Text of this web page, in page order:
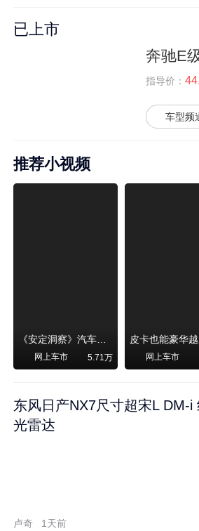
已上市
奔驰E
指导价：
车型频
推荐小视频
《安定洞察》汽车烧不烧油，和石油安全无关！
网上车市 5.71万 网上车市
东风日产NX7尺寸超宋L DM-i
光雷达
卢奇 1天前